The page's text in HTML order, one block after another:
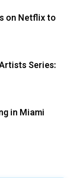
on Netflix to
Series:
in Miami